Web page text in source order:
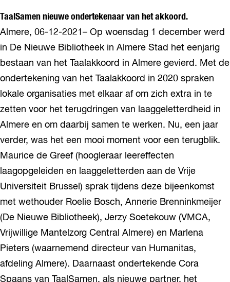
TaalSamen nieuwe ondertekenaar van het akkoord.
Almere, 06-12-2021– Op woensdag 1 december werd
in De Nieuwe Bibliotheek in Almere Stad het eenjarig
bestaan van het Taalakkoord in Almere gevierd. Met de
ondertekening van het Taalakkoord in 2020 spraken
lokale organisaties met elkaar af om zich extra in te
zetten voor het terugdringen van laaggeletterdheid in
Almere en om daarbij samen te werken. Nu, een jaar
verder, was het een mooi moment voor een terugblik.
Maurice de Greef (hoogleraar leereffecten
laagopgeleiden en laaggeletterden aan de Vrije
Universiteit Brussel) sprak tijdens deze bijeenkomst
met wethouder Roelie Bosch, Annerie Brenninkmeijer
(De Nieuwe Bibliotheek), Jerzy Soetekouw (VMCA,
Vrijwillige Mantelzorg Central Almere) en Marlena
Pieters (waarnemend directeur van Humanitas,
afdeling Almere). Daarnaast ondertekende Cora
Spaans van TaalSamen, als nieuwe partner, het